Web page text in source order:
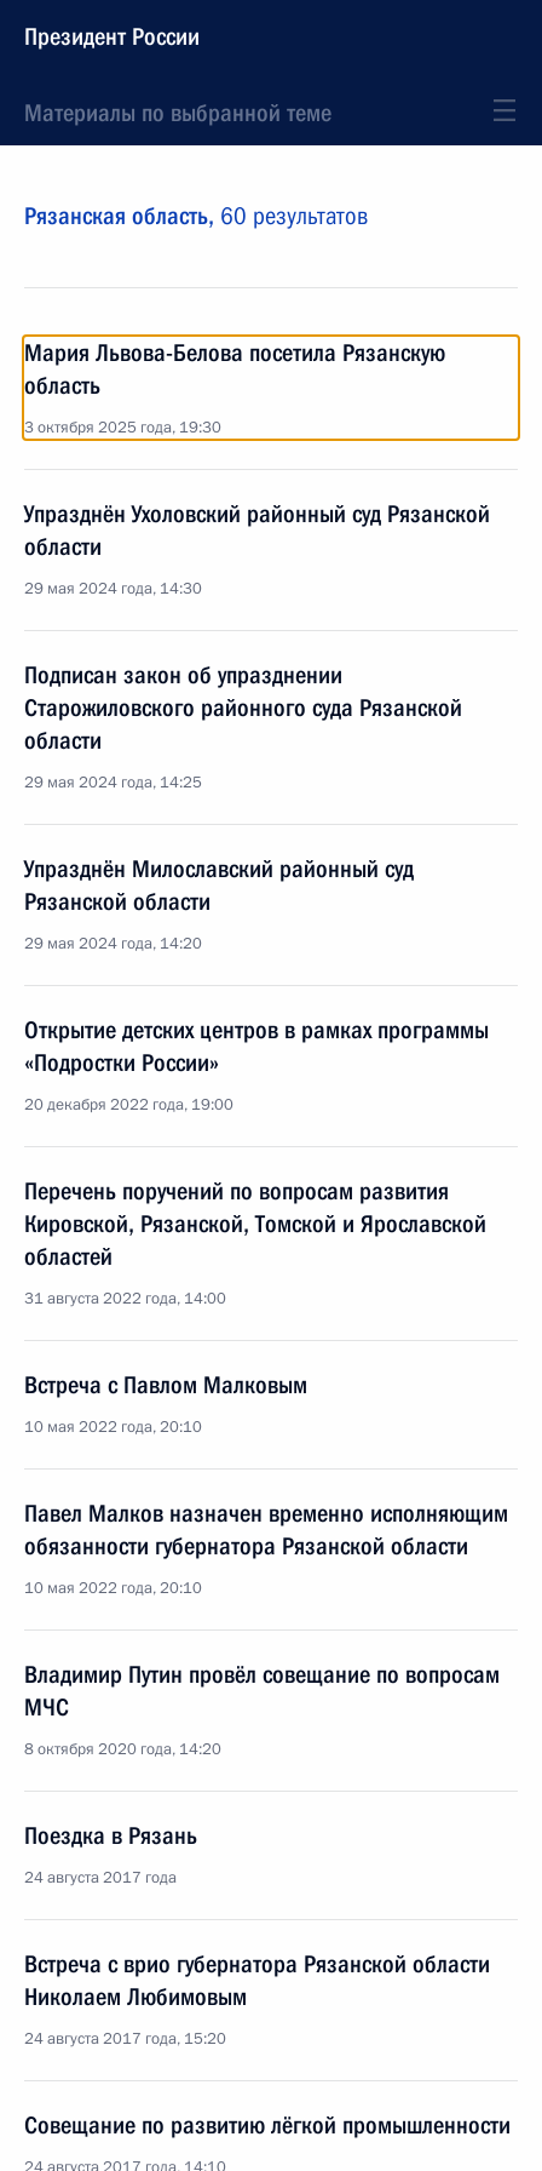
Президент России
Материалы по выбранной теме
Рязанская область, 60 результатов
Мария Львова-Белова посетила Рязанскую
область
3 октября 2025 года, 19:30
Упразднён Ухоловский районный суд Рязанской
области
29 мая 2024 года, 14:30
Подписан закон об упразднении
Старожиловского районного суда Рязанской
области
29 мая 2024 года, 14:25
Упразднён Милославский районный суд
Рязанской области
29 мая 2024 года, 14:20
Открытие детских центров в рамках программы
«Подростки России»
20 декабря 2022 года, 19:00
Перечень поручений по вопросам развития
Кировской, Рязанской, Томской и Ярославской
областей
31 августа 2022 года, 14:00
Встреча с Павлом Малковым
10 мая 2022 года, 20:10
Павел Малков назначен временно исполняющим
обязанности губернатора Рязанской области
10 мая 2022 года, 20:10
Владимир Путин провёл совещание по вопросам
МЧС
8 октября 2020 года, 14:20
Поездка в Рязань
24 августа 2017 года
Встреча с врио губернатора Рязанской области
Николаем Любимовым
24 августа 2017 года, 15:20
Совещание по развитию лёгкой промышленности